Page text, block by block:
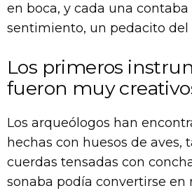
en boca, y cada una
sentimiento, un pedacito
Los primeros
fueron muy
Los arqueólogos han
hechas con huesos de aves,
cuerdas tensadas con
sonaba podía convertirse en